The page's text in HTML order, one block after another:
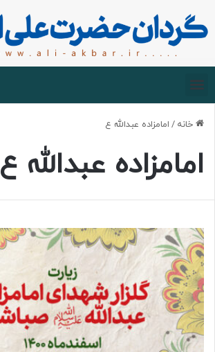
خانه / امامزاده عبدالله ع
امامزاده عبدالله ع